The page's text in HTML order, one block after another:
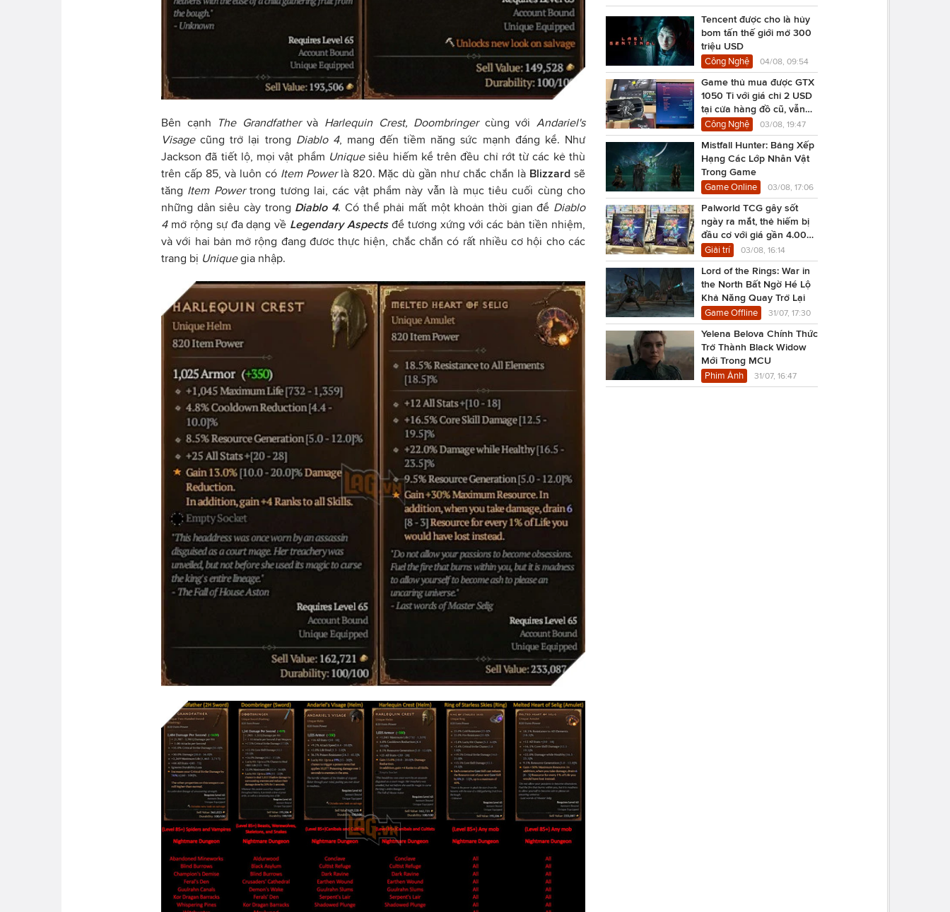
Bên cạnh The Grandfathervà Harlequin Crest, Doombringer cùng với Andariel's
Visagecũng trở lại trong Diablo 4, mang đến tiềm năng sức mạnh đáng kể. Như
Jackson đã tiết lộ, mọi vật phẩm Uniquesiêu hiếm kể trên đều chỉ rớt từ các kẻ thù
trên cấp 85, và luôn có Item Powerlà 820. Mặc dù gần như chắc chắn là Blizzard sẽ
tăng Item Powertrong tương lai, các vật phẩm này vẫn là mục tiêu cuối cùng cho
những dân siêu cày trong Diablo 4. Có thể phải mất một khoản thời gian để Diablo
4 mở rộng sự đa dạng về Legendary Aspectsđể tương xứng với các bản tiền nhiệm,
và với hai bản mở rộng đang đươc thực hiện, chắc chắn có rất nhiều cơ hội cho các
trang bị Uniquegia nhập.
Tencent được cho là hủy
bom tấn thế giới mở 300
triệu USD
Công Nghệ 04/08, 09:54
Game thủ mua được GTX
1050 Ti với giá chỉ 2 USD
tại cửa hàng đồ cũ, vẫn
chạy Cyberpunk 2077
Công Nghệ 03/08, 19:47
Mistfall Hunter: Bảng Xếp
Hạng Các Lớp Nhân Vật
Trong Game
Game Online 03/08, 17:06
Palworld TCG gây sốt
ngày ra mắt, thẻ hiếm bị
đầu cơ với giá gần 4.000
USD
Giải trí 03/08, 16:14
Lord of the Rings: War in
the North Bất Ngờ Hé Lộ
Khả Năng Quay Trở Lại
Game Offline 31/07, 17:30
Yelena Belova Chính Thức
Trở Thành Black Widow
Mới Trong MCU
Phim Ảnh 31/07, 16:47